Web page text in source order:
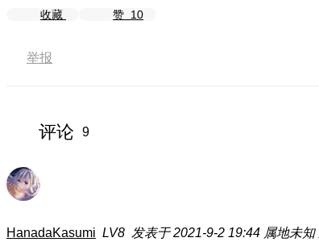
收藏 赞 10
举报
评论 9
HanadaKasumi LV8 发表于 2021-9-2 19:44 属地未知